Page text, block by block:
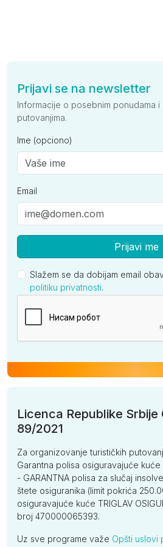
Prijavi se na newsletter
Informacije o posebnim ponudama i
putovanjima.
Ime (opciono)
Email
Prijavi me
Slažem se da dobijam email
politiku privatnosti.
Licenca Republike Srbije
89/2021
Za organizovanje turističkih
Garantna polisa osiguravajuće kuće
- GARANTNA polisa za slučaj
štete osiguranika (limit pokrića
osiguravajuće kuće TRIGLAV
broj 470000065393.
Uz sve programe važe Opšti uslovi